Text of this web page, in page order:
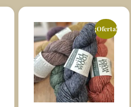
¡Oferta!